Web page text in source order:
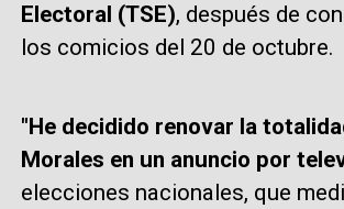
Electoral (TSE), después de
los comicios del 20 de octubre.
"He decidido renovar la
Morales en un anuncio por
elecciones nacionales, que